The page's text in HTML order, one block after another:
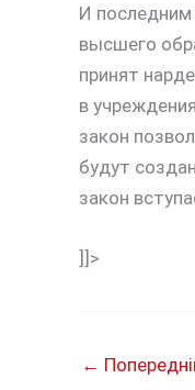
И последним
высшего
принят
в
закон
будут
закон
]]>
←